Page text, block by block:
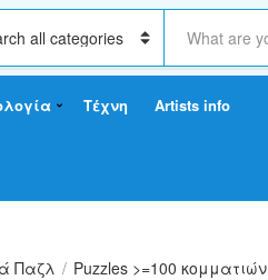
S
a
c
x
Τέχνη Artists info
Παζλ / Puzzles >=100 κομματιών